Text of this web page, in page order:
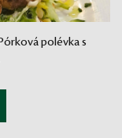
polévka s